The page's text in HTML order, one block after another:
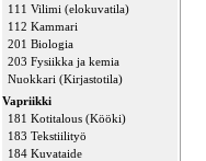
111 Vilimi (elokuvatila)
112 Kammari
201 Biologia
203 Fysiikka ja kemia
Nuokkari (Kirjastotila)
Vapriikki
181 Kotitalous (Kööki)
183 Tekstiilityö
184 Kuvataide